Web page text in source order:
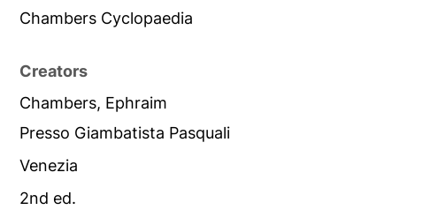
Chambers Cyclopaedia
Creators
Chambers, Ephraim
Presso Giambatista Pasquali
Venezia
2nd ed.